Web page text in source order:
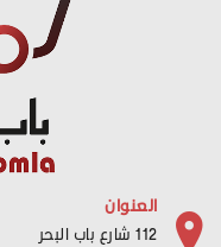
العنوان
112 شارع باب البحر